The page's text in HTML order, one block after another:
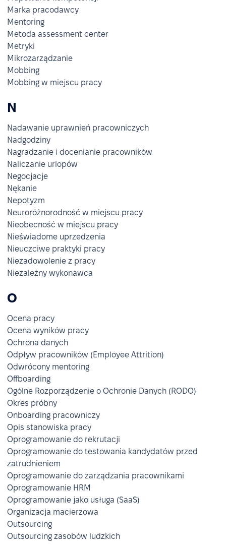
Marka pracodawcy
Mentoring
Metoda assessment center
Metryki
Mikrozarządzanie
Mobbing
Mobbing w miejscu pracy
N
Nadawanie uprawnień pracowniczych
Nadgodziny
Nagradzanie i docenianie pracowników
Naliczanie urlopów
Negocjacje
Nękanie
Nepotyzm
Neuroróżnorodność w miejscu pracy
Nieobecność w miejscu pracy
Nieświadome uprzedzenia
Nieuczciwe praktyki pracy
Niezadowolenie z pracy
Niezależny wykonawca
O
Ocena pracy
Ocena wyników pracy
Ochrona danych
Odpływ pracowników (Employee Attrition)
Odwrócony mentoring
Offboarding
Ogólne Rozporządzenie o Ochronie Danych (RODO)
Okres próbny
Onboarding pracowniczy
Opis stanowiska pracy
Oprogramowanie do rekrutacji
Oprogramowanie do testowania kandydatów przed
zatrudnieniem
Oprogramowanie do zarządzania pracownikami
Oprogramowanie HRM
Oprogramowanie jako usługa (SaaS)
Organizacja macierzowa
Outsourcing
Outsourcing zasobów ludzkich